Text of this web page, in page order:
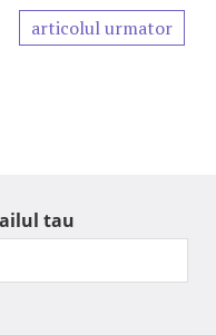
articolul urmator
tau